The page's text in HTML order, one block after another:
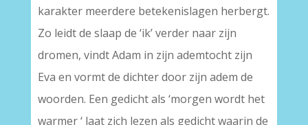
karakter meerdere betekenislagen herbergt.
Zo leidt de slaap de ‘ik’ verder naar zijn
dromen, vindt Adam in zijn ademtocht zijn
Eva en vormt de dichter door zijn adem de
woorden. Een gedicht als ‘morgen wordt het
warmer ‘ laat zich lezen als gedicht waarin de